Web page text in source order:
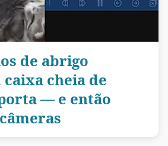
de abrigo
cheia de
— e então